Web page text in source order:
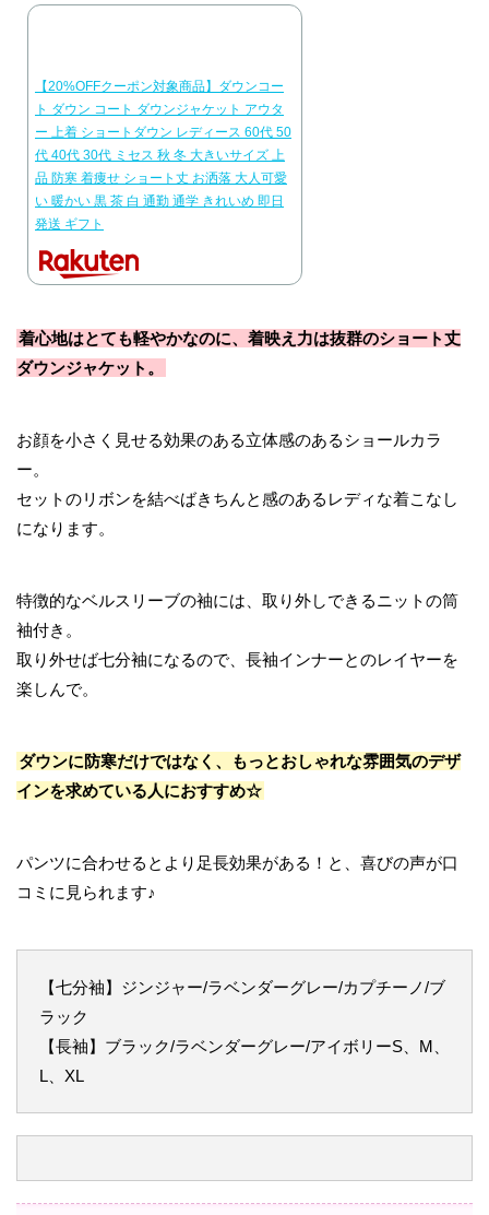
【20%OFFクーポン対象商品】ダウンコー
ト ダウン コート ダウンジャケット アウタ
ー 上着 ショートダウン レディース 60代 50
代 40代 30代 ミセス 秋 冬 大きいサイズ 上
品 防寒 着痩せ ショート丈 お洒落 大人可愛
い 暖かい 黒 茶 白 通勤 通学 きれいめ 即日
発送 ギフト
着心地はとても軽やかなのに、着映え力は抜群のショート丈
ダウンジャケット。
お顔を小さく見せる効果のある立体感のあるショールカラ
ー。
セットのリボンを結べばきちんと感のあるレディな着こなし
になります。
特徴的なベルスリーブの袖には、取り外しできるニットの筒
袖付き。
取り外せば七分袖になるので、長袖インナーとのレイヤーを
楽しんで。
ダウンに防寒だけではなく、もっとおしゃれな雰囲気のデザ
インを求めている人におすすめ☆
パンツに合わせるとより足長効果がある！と、喜びの声が口
コミに見られます♪
【七分袖】ジンジャー/ラベンダーグレー/カプチーノ/ブ
ラック
【長袖】ブラック/ラベンダーグレー/アイボリーS、M、
L、XL